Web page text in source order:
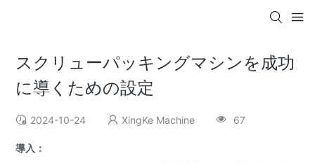
スクリューパッキングマシンを成功
に導くための設定
2024-10-24 XingKe Machine 67
導入：